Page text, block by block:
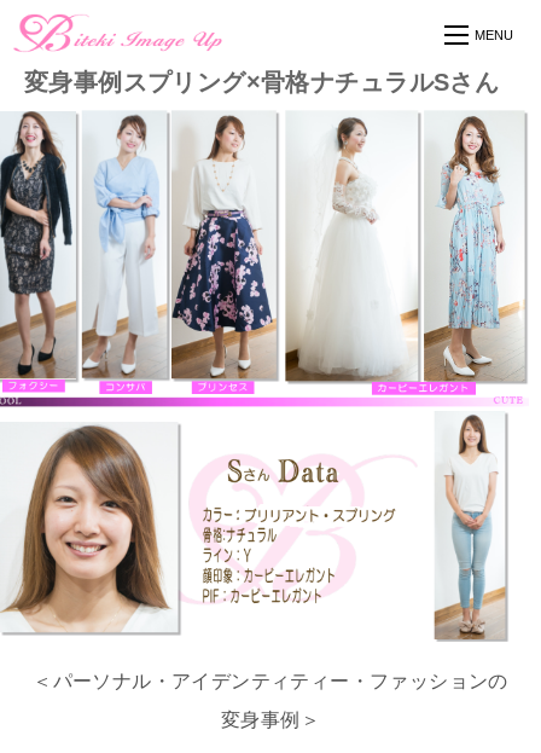
変身事例スプリング×骨格ナチュラルSさん
＜パーソナル・アイデンティティー・ファッションの
変身事例＞